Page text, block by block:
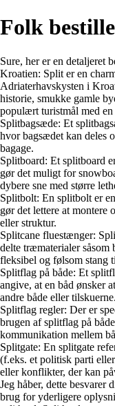
Folk
Sure, her er en detaljeret
Kroatien: Split er en
Adriaterhavskysten i
historie, smukke gamle
populært turistmål med
Splitbagsæde: Et
hvor bagsædet kan deles
bagage.
Splitboard: Et splitboard
gør det muligt for
dybere sne med større
Splitbolt: En splitbolt er
gør det lettere at montere
eller struktur.
Splitcane fluestænger:
delte træmaterialer såsom
fleksibel og følsom stang
Splitflag på både: Et
angive, at en båd ønsker
andre både eller tilskuerne.
Splitflag regler: Der er
brugen af splitflag på
kommunikation mellem
Splitgate: En splitgate
(f.eks. et politisk parti
eller konflikter, der kan
Jeg håber, dette besvarer
brug for yderligere